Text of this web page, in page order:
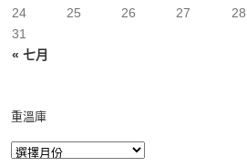
« 七月
24
25 26 27 28
31
重溫庫